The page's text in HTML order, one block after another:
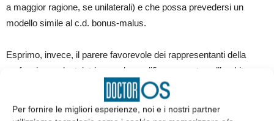
Per fornire le migliori esperienze, noi e i nostri partner
a maggior ragione, se unilaterali) e che possa prevedersi un
modello simile al c.d. bonus-malus.
Esprimo, invece, il parere favorevole dei rappresentanti della
professione odontoiatrica per la modifica proposta nell’ambito
dello stesso art. 27, relativa all’abrogazione della norma di cui
all’art. 8 ter del DLGS 502/92 secondo cui il Comune ai fini del
rilascio dell’autorizzazione alla realizzazione di strutture sanitarie,